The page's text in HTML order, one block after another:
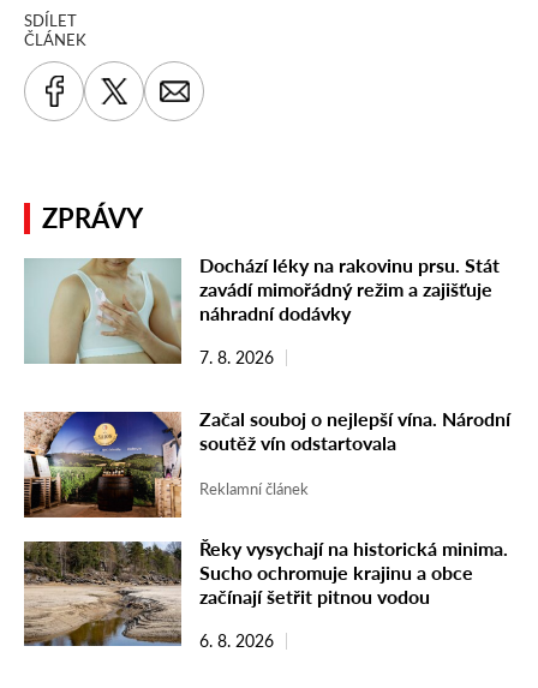
SDÍLET
ČLÁNEK
ZPRÁVY
Dochází léky na rakovinu prsu. Stát
zavádí mimořádný režim a zajišťuje
náhradní dodávky
7. 8. 2026
Začal souboj o nejlepší vína. Národní
soutěž vín odstartovala
Reklamní článek
Řeky vysychají na historická minima.
Sucho ochromuje krajinu a obce
začínají šetřit pitnou vodou
6. 8. 2026